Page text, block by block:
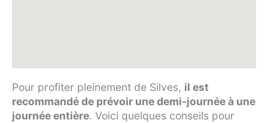
Pour profiter pleinement de Silves, il est
recommandé de prévoir une demi-journée à une
journée entière. Voici quelques conseils pour